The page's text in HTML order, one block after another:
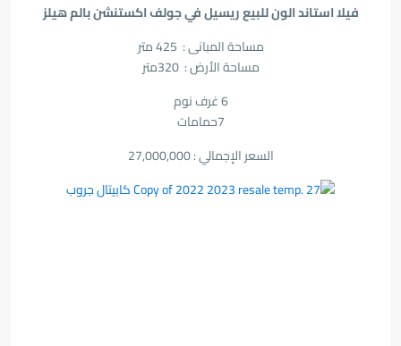
فيلا استاند الون للبيع ريسيل في جولف اكستنشن بالم هيلز
مساحة المبانى : 425 متر
مساحة الأرض : 320متر
6 غرف نوم
7حمامات
السعر الإجمالي : 27,000,000